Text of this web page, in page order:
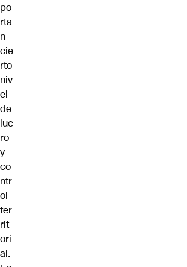
po
rta
n
cie
rto
niv
el
de
luc
ro
y
co
ntr
ol
ter
rit
ori
al.